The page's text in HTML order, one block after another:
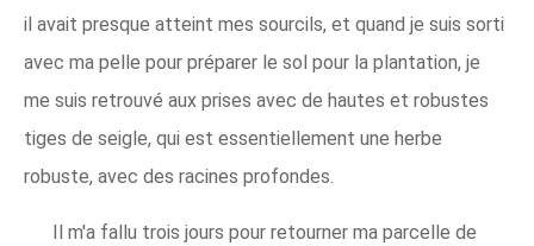
il avait presque atteint mes sourcils, et quand je suis sorti
avec ma pelle pour préparer le sol pour la plantation, je
me suis retrouvé aux prises avec de hautes et robustes
tiges de seigle, qui est essentiellement une herbe
robuste, avec des racines profondes.
Il m'a fallu trois jours pour retourner ma parcelle de